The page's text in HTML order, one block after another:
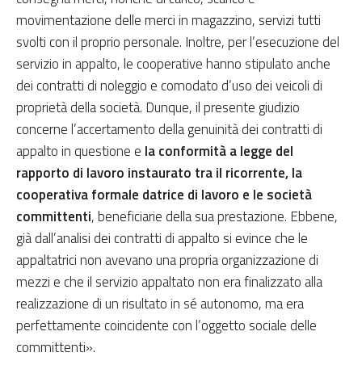
movimentazione delle merci in magazzino, servizi tutti
svolti con il proprio personale. Inoltre, per l’esecuzione del
servizio in appalto, le cooperative hanno stipulato anche
dei contratti di noleggio e comodato d’uso dei veicoli di
proprietà della società. Dunque, il presente giudizio
concerne l’accertamento della genuinità dei contratti di
appalto in questione e la conformità a legge del
rapporto di lavoro instaurato tra il ricorrente, la
cooperativa formale datrice di lavoro e le società
committenti, beneficiarie della sua prestazione. Ebbene,
già dall’analisi dei contratti di appalto si evince che le
appaltatrici non avevano una propria organizzazione di
mezzi e che il servizio appaltato non era finalizzato alla
realizzazione di un risultato in sé autonomo, ma era
perfettamente coincidente con l’oggetto sociale delle
committenti».